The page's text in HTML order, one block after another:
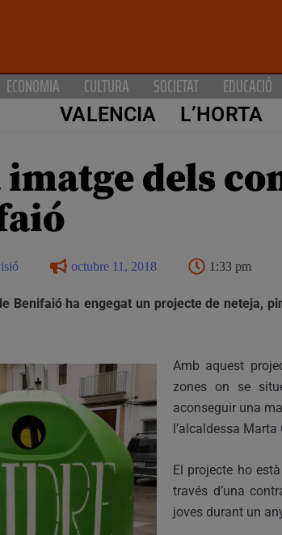
ECONOMIA CULTURA SOCIETAT EDUCACIÓ
VALENCIA L’HORTA
imatge dels
octubre 11, 2018 1:33 pm
Benifaió ha engegat un projecte de neteja,
Amb aquest
zones on se
aconseguir una
l’alcaldessa Marta
El projecte ho
través d’una
joves durant un